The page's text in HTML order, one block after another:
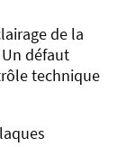
de la
défaut
technique